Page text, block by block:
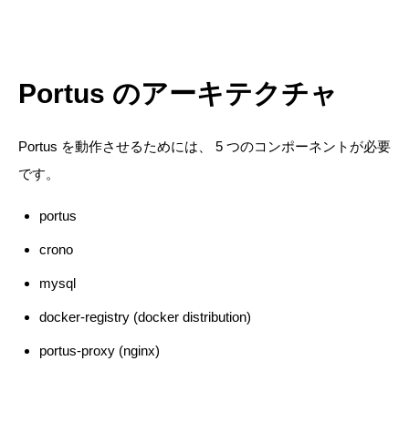
Portus のアーキテクチャ
Portus を動作させるためには、 5 つのコンポーネントが必要
です。
portus
crono
mysql
docker-registry (docker distribution)
portus-proxy (nginx)